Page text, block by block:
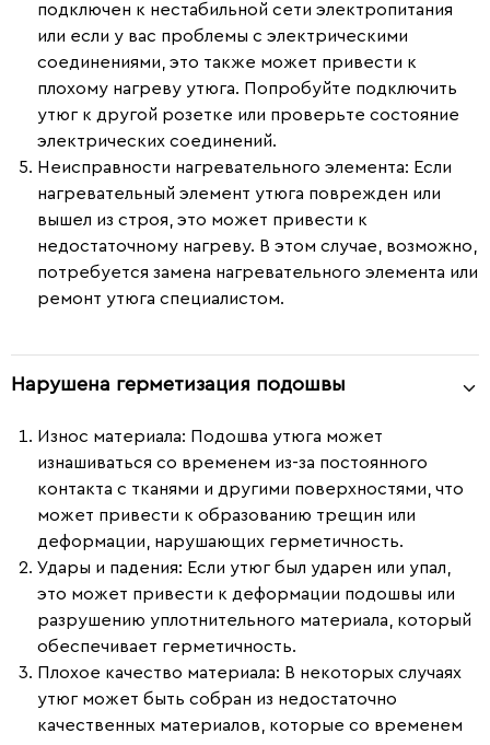
подключен к нестабильной сети электропитания
или если у вас проблемы с электрическими
соединениями, это также может привести к
плохому нагреву утюга. Попробуйте подключить
утюг к другой розетке или проверьте состояние
электрических соединений.
Неисправности нагревательного элемента: Если
нагревательный элемент утюга поврежден или
вышел из строя, это может привести к
недостаточному нагреву. В этом случае, возможно,
потребуется замена нагревательного элемента или
ремонт утюга специалистом.
Нарушена герметизация подошвы
Износ материала: Подошва утюга может
изнашиваться со временем из-за постоянного
контакта с тканями и другими поверхностями, что
может привести к образованию трещин или
деформации, нарушающих герметичность.
Удары и падения: Если утюг был ударен или упал,
это может привести к деформации подошвы или
разрушению уплотнительного материала, который
обеспечивает герметичность.
Плохое качество материала: В некоторых случаях
утюг может быть собран из недостаточно
качественных материалов, которые со временем